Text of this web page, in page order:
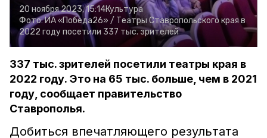
20 ноября 2023, 15:14Культура
Фото:ИА «Победа26» / Театры Ставропольского края в
2022 году посетили 337 тыс. зрителей
337 тыс. зрителей посетили театры края в
2022 году. Это на 65 тыс. больше, чем в 2021
году, сообщает правительство
Ставрополья.
Добиться впечатляющего результата